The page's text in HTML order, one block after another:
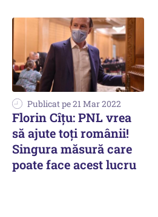
Publicat pe 21 Mar 2022
Florin Cîțu: PNL vrea
să ajute toți românii!
Singura măsură care
poate face acest lucru